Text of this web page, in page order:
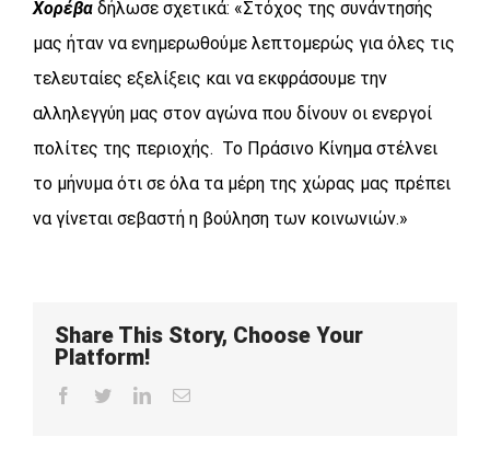
Χορέβα δήλωσε σχετικά: «Στόχος της συνάντησής
μας ήταν να ενημερωθούμε λεπτομερώς για όλες τις
τελευταίες εξελίξεις και να εκφράσουμε την
αλληλεγγύη μας στον αγώνα που δίνουν οι ενεργοί
πολίτες της περιοχής. Το Πράσινο Κίνημα στέλνει
το μήνυμα ότι σε όλα τα μέρη της χώρας μας πρέπει
να γίνεται σεβαστή η βούληση των κοινωνιών.»
Share This Story, Choose Your
Platform!
Facebook
TwitterLinkedInEmail